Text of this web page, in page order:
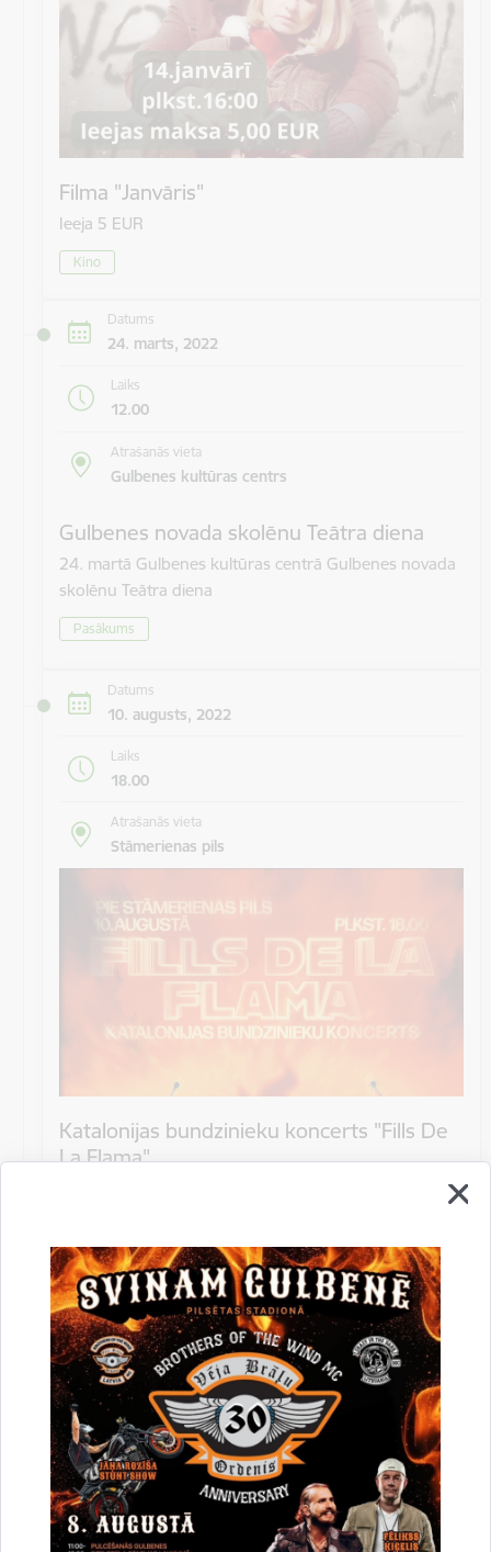
Filma "Janvāris"
Ieeja 5 EUR
Kino
Datums
24. marts, 2022
Laiks
12.00
Atrašanās vieta
Gulbenes kultūras centrs
Gulbenes novada skolēnu Teātra diena
24. martā Gulbenes kultūras centrā Gulbenes novada
skolēnu Teātra diena
Pasākums
Datums
10. augusts, 2022
Laiks
18.00
Atrašanās vieta
Stāmerienas pils
Katalonijas bundzinieku koncerts "Fills De
La Flama"
Koncerts
Datums
12. novembris, 2022
Laiks
10.00
Atrašanās vieta
Druvienas Latviskās dzīvesziņas centrs